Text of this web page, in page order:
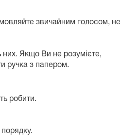
звичайним голосом, не
них. Якщо Ви не розумієте,
ручка з папером.
робити.